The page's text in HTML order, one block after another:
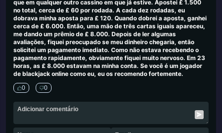
que em qualquer outro cassino em que já estive. Apostei £ 1.500
no total, cerca de £ 60 por rodada. A cada dez rodadas, eu
dobrava minha aposta para £ 120. Quando dobrei a aposta, ganhei
cerca de £ 6.000. Então, uma mão de três cartas iguais apareceu,
me dando um prêmio de £ 8.000. Depois de ler algumas
avaliações, fiquei preocupado se meu dinheiro chegaria, então
solicitei um pagamento imediato. Como não estava recebendo o
pagamento rapidamente, obviamente fiquei muito nervoso. Em 23
horas, as £ 8.000 estavam na minha conta. Se você é um jogador
de blackjack online como eu, eu os recomendo fortemente.
0 0